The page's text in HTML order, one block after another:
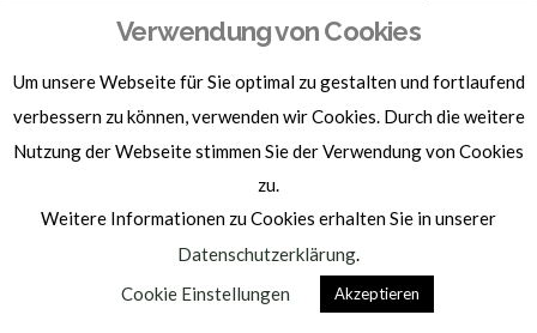
Voraussetzungen gegeben ist:
Ihnen bestritten, und zwar für eine Dauer, die es uns
ermöglicht, die Richtigkeit der personenbezogenen Daten
zu überprüfen,
die Verarbeitung unrechtmäßig ist und Sie die Löschung der
Einschränkung der Nutzung der personenbezogenen Daten
wir die personenbezogenen Daten für die Zwecke der
Verarbeitung nicht länger benötigen, Sie die Daten jedoch
zur Geltendmachung, Ausübung oder Verteidigung von
Verwendung von Cookies
Um unsere Webseite für Sie optimal zu gestalten und fortlaufend
verbessern zu können, verwenden wir Cookies. Durch die weitere
Nutzung der Webseite stimmen Sie der Verwendung von Cookies
zu.
Weitere Informationen zu Cookies erhalten Sie in unserer
Datenschutzerklärung
Cookie Einstellungen
Akzeptieren